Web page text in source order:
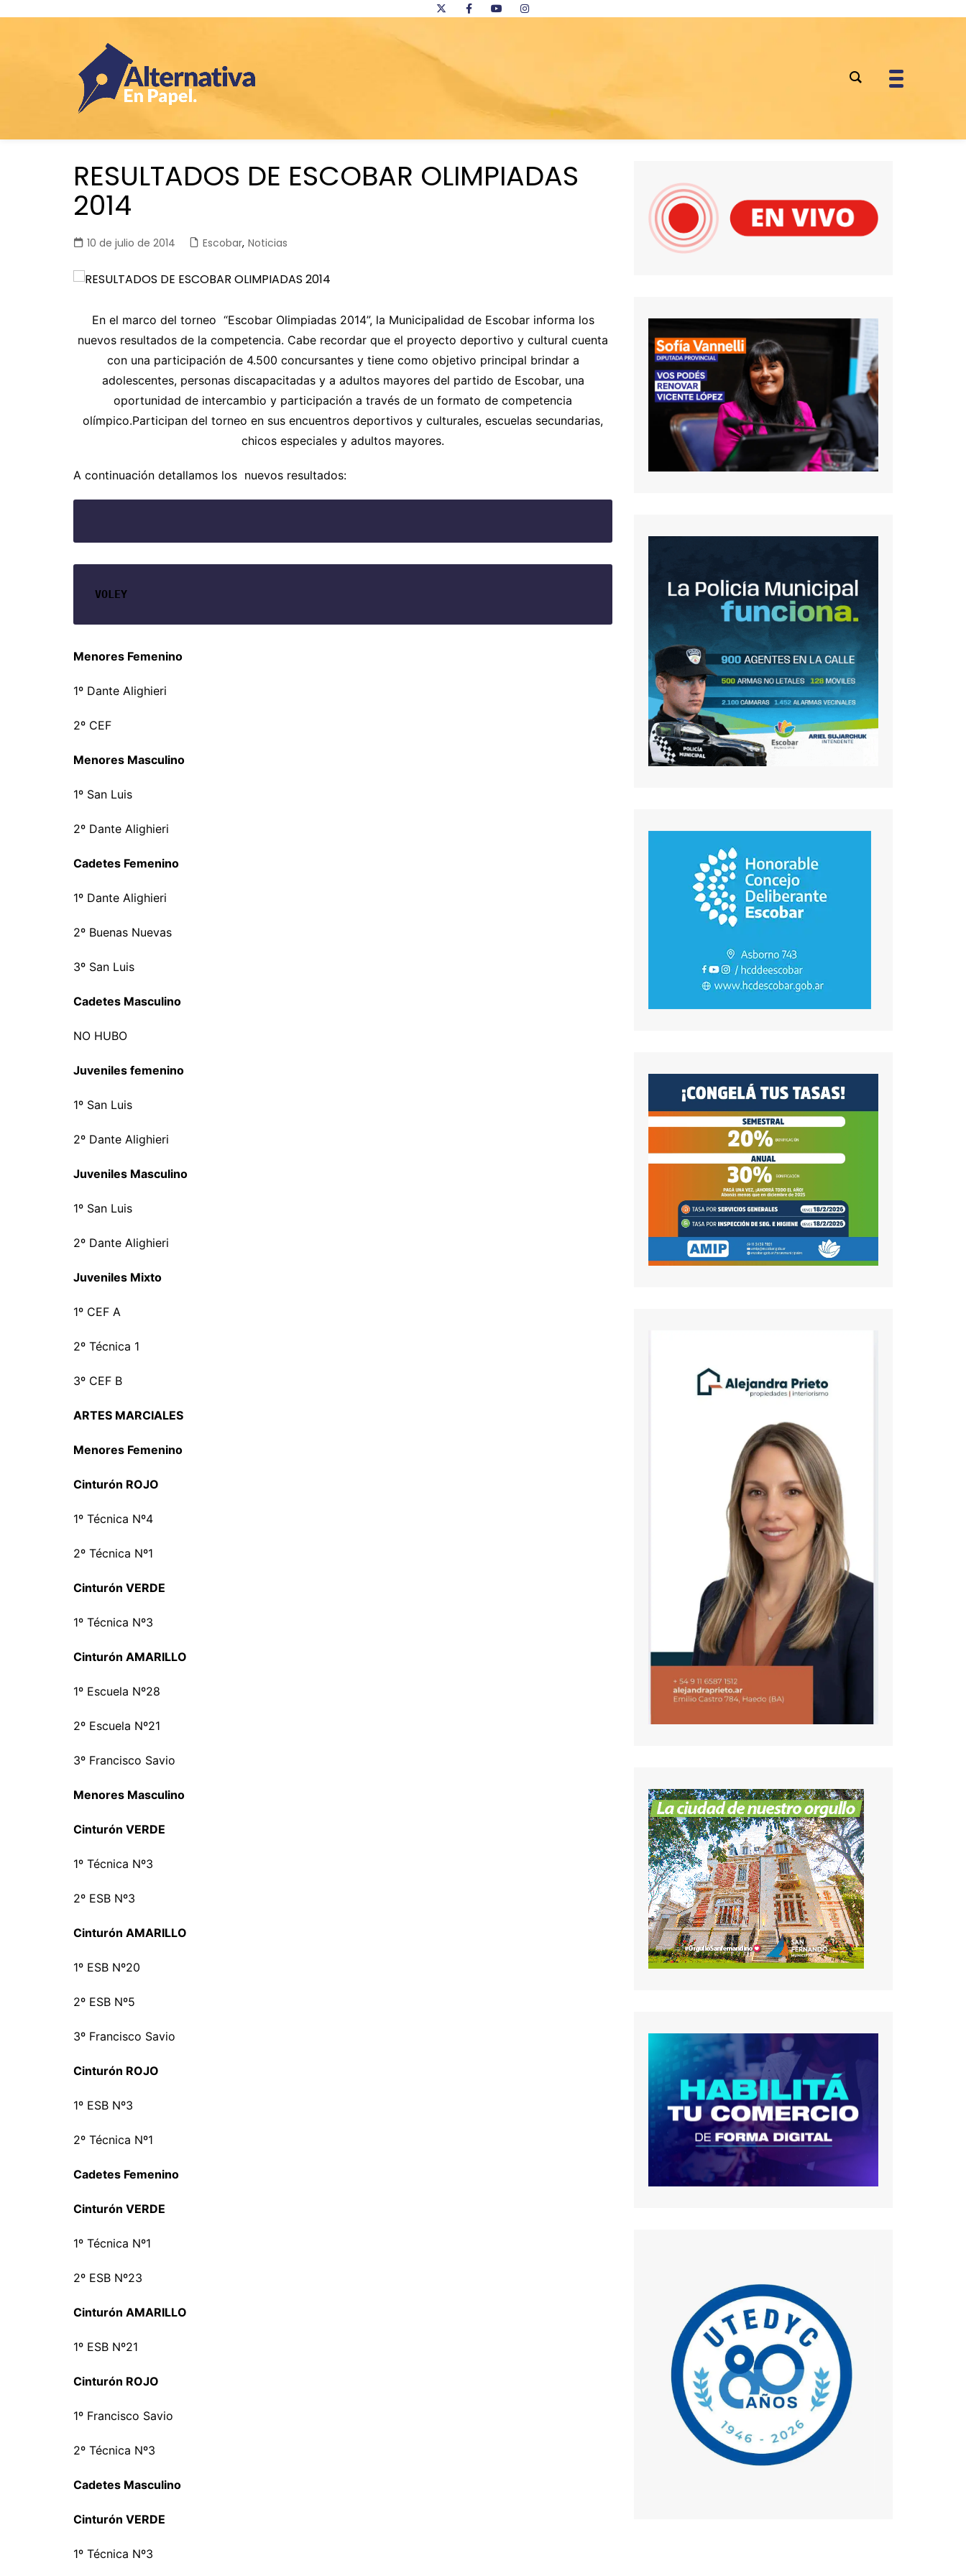
RESULTADOS DE ESCOBAR OLIMPIADAS
2014
10 de julio de 2014 Escobar, Noticias
En el marco del torneo “Escobar Olimpiadas 2014”, la Municipalidad de Escobar informa los
nuevos resultados de la competencia. Cabe recordar que el proyecto deportivo y cultural cuenta
con una participación de 4.500 concursantes y tiene como objetivo principal brindar a
adolescentes, personas discapacitadas y a adultos mayores del partido de Escobar, una
oportunidad de intercambio y participación a través de un formato de competencia
olímpico.Participan del torneo en sus encuentros deportivos y culturales, escuelas secundarias,
chicos especiales y adultos mayores.
A continuación detallamos los nuevos resultados:
VOLEY
Menores Femenino
1º Dante Alighieri
2º CEF
Menores Masculino
1º San Luis
2º Dante Alighieri
Cadetes Femenino
1º Dante Alighieri
2º Buenas Nuevas
3º San Luis
Cadetes Masculino
NO HUBO
Juveniles femenino
1º San Luis
2º Dante Alighieri
Juveniles Masculino
1º San Luis
2º Dante Alighieri
Juveniles Mixto
1º CEF A
2º Técnica 1
3º CEF B
ARTES MARCIALES
Menores Femenino
Cinturón ROJO
1º Técnica Nº4
2º Técnica Nº1
Cinturón VERDE
1º Técnica Nº3
Cinturón AMARILLO
1º Escuela Nº28
2º Escuela Nº21
3º Francisco Savio
Menores Masculino
Cinturón VERDE
1º Técnica Nº3
2º ESB Nº3
Cinturón AMARILLO
1º ESB Nº20
2º ESB Nº5
3º Francisco Savio
Cinturón ROJO
1º ESB Nº3
2º Técnica Nº1
Cadetes Femenino
Cinturón VERDE
1º Técnica Nº1
2º ESB Nº23
Cinturón AMARILLO
1º ESB Nº21
Cinturón ROJO
1º Francisco Savio
2º Técnica Nº3
Cadetes Masculino
Cinturón VERDE
1º Técnica Nº3